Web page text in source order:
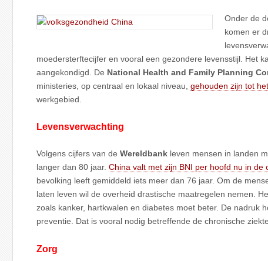
Onder de
komen er
moedersterftecijfer en vooral een gezondere levensstijl. Het
aangekondigd. De National Health and Family Planning
ministeries, op centraal en lokaal niveau, gehouden zijn tot
werkgebied.
Levensverwachting
Volgens cijfers van de Wereldbank leven mensen in landen
langer dan 80 jaar. China valt met zijn BNI per hoofd nu in de
bevolking leeft gemiddeld iets meer dan 76 jaar. Om de
laten leven wil de overheid drastische maatregelen nemen.
zoals kanker, hartkwalen en diabetes moet beter. De nadruk
preventie. Dat is vooral nodig betreffende de chronische
Zorg